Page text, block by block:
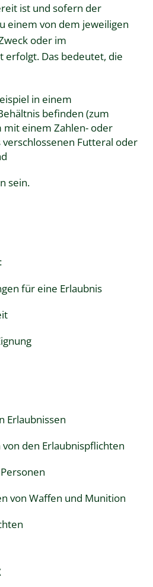
ist und sofern der
einem von dem jeweiligen
oder im
erfolgt. Das bedeutet, die
in einem
befinden (zum
mit einem Zahlen- oder
verschlossenen Futteral oder
sein.
:
für eine Erlaubnis
Erlaubnissen
den Erlaubnispflichten
von Waffen und Munition